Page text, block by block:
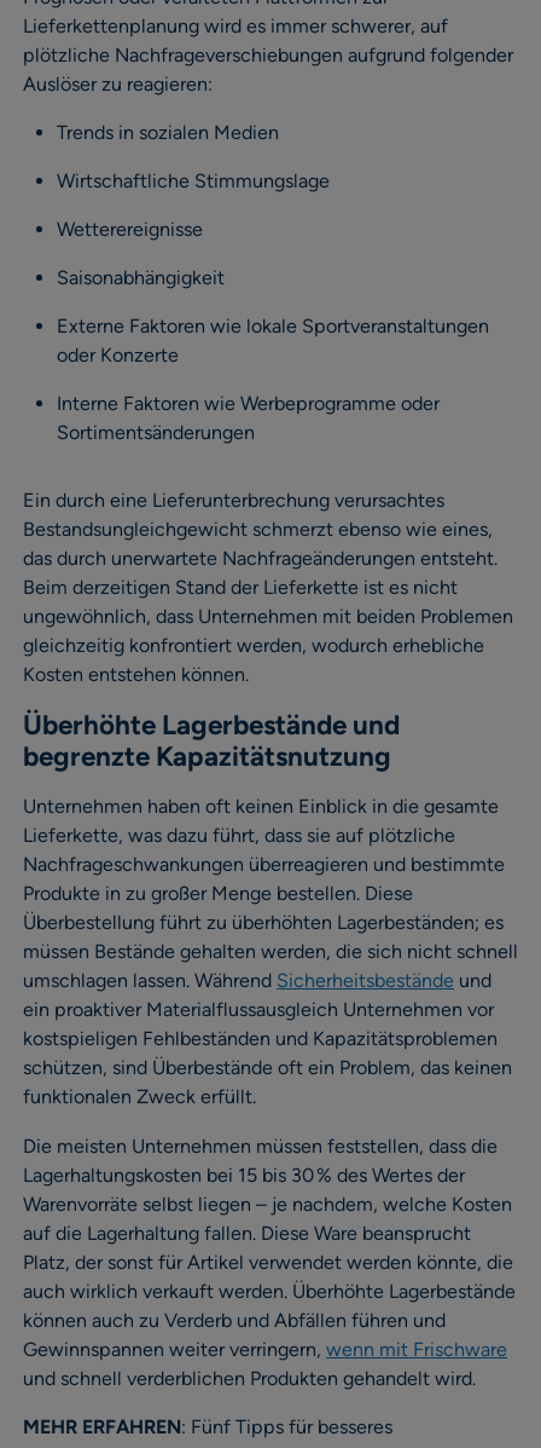
Lieferkettenplanung wird es immer schwerer, auf
plötzliche Nachfrageverschiebungen aufgrund folgender
Auslöser zu reagieren:
Trends in sozialen Medien
Wirtschaftliche Stimmungslage
Wetterereignisse
Saisonabhängigkeit
Externe Faktoren wie lokale Sportveranstaltungen
oder Konzerte
Interne Faktoren wie Werbeprogramme oder
Sortimentsänderungen
Ein durch eine Lieferunterbrechung verursachtes
Bestandsungleichgewicht schmerzt ebenso wie eines,
das durch unerwartete Nachfrageänderungen entsteht.
Beim derzeitigen Stand der Lieferkette ist es nicht
ungewöhnlich, dass Unternehmen mit beiden Problemen
gleichzeitig konfrontiert werden, wodurch erhebliche
Kosten entstehen können.
Überhöhte Lagerbestände und
begrenzte Kapazitätsnutzung
Unternehmen haben oft keinen Einblick in die gesamte
Lieferkette, was dazu führt, dass sie auf plötzliche
Nachfrageschwankungen überreagieren und bestimmte
Produkte in zu großer Menge bestellen. Diese
Überbestellung führt zu überhöhten Lagerbeständen; es
müssen Bestände gehalten werden, die sich nicht schnell
umschlagen lassen. Während Sicherheitsbestände und
ein proaktiver Materialflussausgleich Unternehmen vor
kostspieligen Fehlbeständen und Kapazitätsproblemen
schützen, sind Überbestände oft ein Problem, das keinen
funktionalen Zweck erfüllt.
Die meisten Unternehmen müssen feststellen, dass die
Lagerhaltungskosten bei 15 bis 30 % des Wertes der
Warenvorräte selbst liegen – je nachdem, welche Kosten
auf die Lagerhaltung fallen. Diese Ware beansprucht
Platz, der sonst für Artikel verwendet werden könnte, die
auch wirklich verkauft werden. Überhöhte Lagerbestände
können auch zu Verderb und Abfällen führen und
Gewinnspannen weiter verringern, wenn mit Frischware
und schnell verderblichen Produkten gehandelt wird.
MEHR ERFAHREN: Fünf Tipps für besseres